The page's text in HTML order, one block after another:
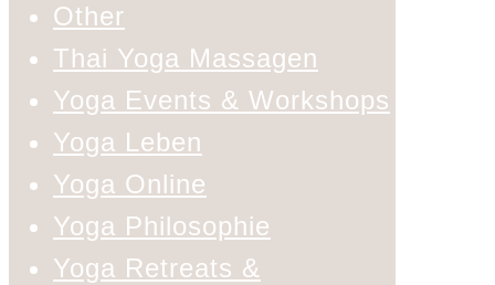
Other
Thai Yoga Massagen
Yoga Events & Workshops
Yoga Leben
Yoga Online
Yoga Philosophie
Yoga Retreats &